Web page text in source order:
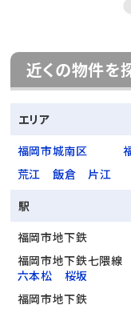
近くの物件を
エリア
福岡市城南区
荒江
飯倉
片江
駅
福岡市地下鉄
福岡市地下鉄七隈線
六本松
桜坂
福岡市地下鉄